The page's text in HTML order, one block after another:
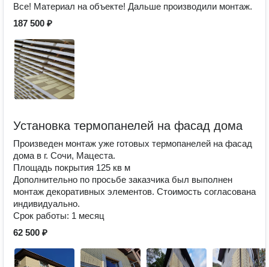
Все! Материал на объекте! Дальше производили монтаж.
187 500 ₽
Установка термопанелей на фасад дома
Произведен монтаж уже готовых термопанелей на фасад
дома в г. Сочи, Мацеста.
Площадь покрытия 125 кв м
Дополнительно по просьбе заказчика был выполнен
монтаж декоративных элементов. Стоимость согласована
индивидуально.
Срок работы: 1 месяц
62 500 ₽